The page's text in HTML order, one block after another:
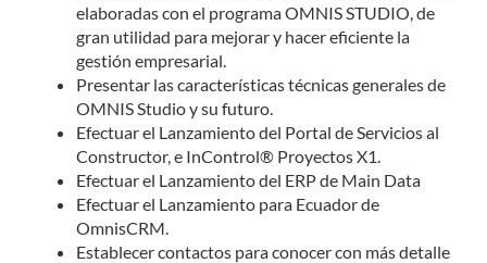
elaboradas con el programa OMNIS STUDIO, de
gran utilidad para mejorar y hacer eficiente la
gestión empresarial.
Presentar las características técnicas generales de
OMNIS Studio y su futuro.
Efectuar el Lanzamiento del Portal de Servicios al
Constructor, e InControl® Proyectos X1.
Efectuar el Lanzamiento del ERP de Main Data
Efectuar el Lanzamiento para Ecuador de
OmnisCRM.
Establecer contactos para conocer con más detalle